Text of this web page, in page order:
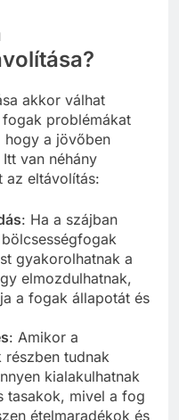
akkor válhat
problémákat
hogy a jövőben
van néhány
az eltávolítás:
: Ha a szájban
gyakorolhatnak a
elmozdulhatnak,
a fogak állapotát és
: Amikor a
tudnak
kialakulhatnak
tasakok, mivel a fog
ételmaradékok és